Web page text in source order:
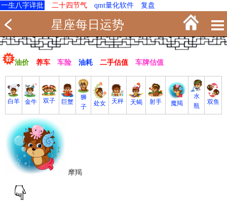
一生八字详批 二十四节气 qmt量化软件 复盘
星座每日运势
油价 养车 车险 油耗 二手估值 车牌估值
白羊 金牛 双子 巨蟹
狮
子
处女 天秤 天蝎 射手 魔羯
水
瓶
双鱼
摩羯